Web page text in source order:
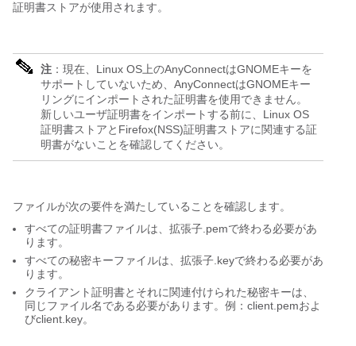
証明書ストアが使用されます。
注 ：現在、Linux OS上のAnyConnectはGNOMEキーを
サポートしていないため、AnyConnectはGNOMEキー
リングにインポートされた証明書を使用できません。
新しいユーザ証明書をインポートする前に、Linux OS
証明書ストアとFirefox(NSS)証明書ストアに関連する証
明書がないことを確認してください。
ファイルが次の要件を満たしていることを確認します。
すべての証明書ファイルは、拡張子.pemで終わる必要があ
ります。
すべての秘密キーファイルは、拡張子.keyで終わる必要があ
ります。
クライアント証明書とそれに関連付けられた秘密キーは、
同じファイル名である必要があります。例：client.pemおよ
びclient.key。